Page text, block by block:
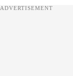
ADVERTISEMENT